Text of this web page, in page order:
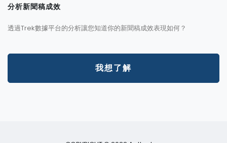
分析新聞稿成效
透過Trek數據平台的分析讓您知道你的新聞稿成效表現如何？
我想了解